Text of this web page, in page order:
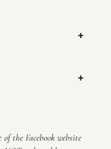
the Facebook website